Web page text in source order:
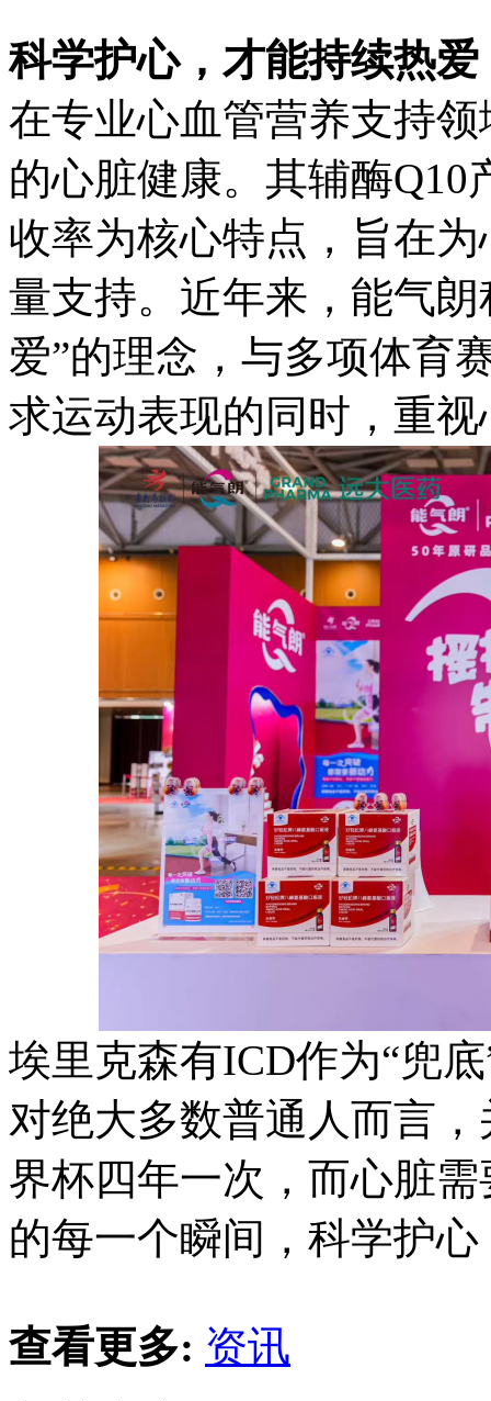
科学护心，才能持续热爱
在专业心血管营养支持
的心脏健康。其辅酶
收率为核心特点，旨在
量支持。近年来，能气
爱”的理念，与多项体育
求运动表现的同时，重
埃里克森有ICD作为“兜
对绝大多数普通人而言
界杯四年一次，而心脏
的每一个瞬间，科学护
查看更多: 资讯